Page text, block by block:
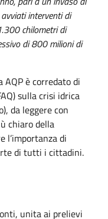
interventi di
chilometri di
di 800 milioni di
è corredato di
sulla crisi idrica
da leggere con
chiaro della
l’importanza di
di tutti i cittadini.
unita ai prelievi